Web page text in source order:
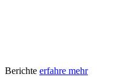
Berichte erfahre mehr